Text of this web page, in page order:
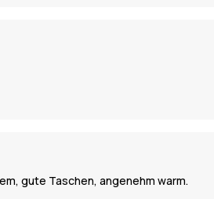
gute Taschen, angenehm warm.